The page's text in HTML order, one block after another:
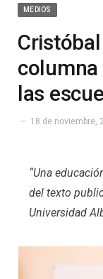
MEDIOS
columna
las
18 de noviembre,
“Una
del texto
Universidad